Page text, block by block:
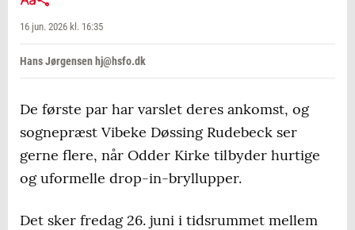
16 jun. 2026 kl. 16:35
Hans Jørgensen hj@hsfo.dk
De første par har varslet deres ankomst, og
sognepræst Vibeke Døssing Rudebeck ser
gerne flere, når Odder Kirke tilbyder hurtige
og uformelle drop-in-bryllupper.
Det sker fredag 26. juni i tidsrummet mellem